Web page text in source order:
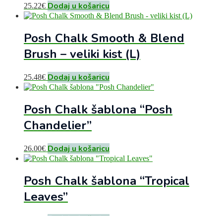
25.22€ Dodaj u košaricu
Posh Chalk Smooth & Blend
Brush – veliki kist (L)
25.48€ Dodaj u košaricu
Posh Chalk šablona “Posh
Chandelier”
26.00€ Dodaj u košaricu
Posh Chalk šablona “Tropical
Leaves”